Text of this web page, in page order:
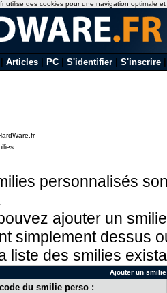
Articles PC S'identifier S'inscrire
personnalisés
ajouter un
simplement dessus
liste des smilies
Ajouter un
du smilie perso :
utilise des cookies pour une navigation optimale